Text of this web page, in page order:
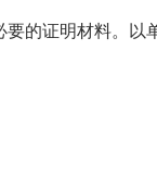
的证明材料。